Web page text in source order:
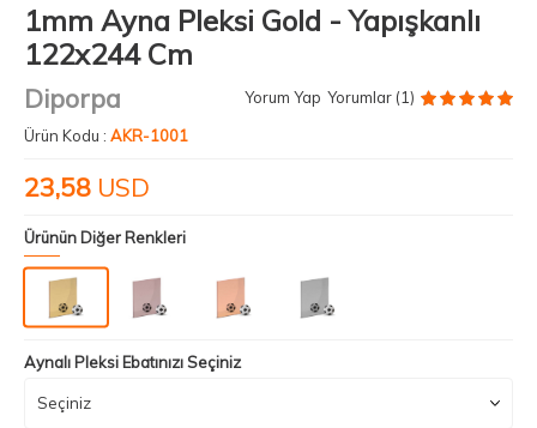
1mm Ayna Pleksi Gold - Yapışkanlı
122x244 Cm
Diporpa Yorum Yap Yorumlar (1)
Ürün Kodu : AKR-1001
23,58 USD
Ürünün Diğer Renkleri
Aynalı Pleksi Ebatınızı Seçiniz